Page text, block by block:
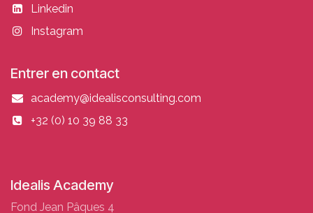
Linkedin
Instagram
Entrer en contact
academy@idealisconsulting.com
+32 (0) 10 39 88 33
Idealis Academy
Fond Jean Pâques 4